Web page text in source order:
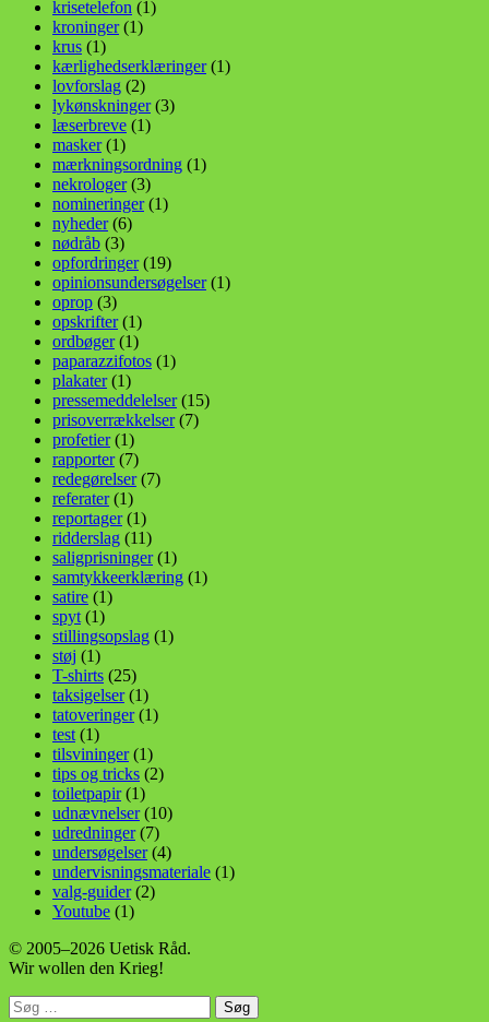
krisetelefon (1)
kroninger(1)
krus (1)
kærlighedserklæringer(1)
lovforslag (2)
lykønskninger(3)
læserbreve (1)
masker(1)
mærkningsordning (1)
nekrologer(3)
nomineringer(1)
nyheder(6)
nødråb (3)
opfordringer(19)
opinionsundersøgelser(1)
oprop (3)
opskrifter(1)
ordbøger(1)
paparazzifotos (1)
plakater(1)
pressemeddelelser(15)
prisoverrækkelser(7)
profetier(1)
rapporter(7)
redegørelser(7)
referater(1)
reportager(1)
ridderslag (11)
saligprisninger(1)
samtykkeerklæring (1)
satire (1)
spyt (1)
stillingsopslag (1)
støj (1)
T-shirts (25)
taksigelser(1)
tatoveringer(1)
test (1)
tilsvininger(1)
tips og tricks (2)
toiletpapir(1)
udnævnelser(10)
udredninger(7)
undersøgelser(4)
undervisningsmateriale (1)
valg-guider(2)
Youtube (1)
© 2005–2026 Uetisk Råd.
Wir wollen den Krieg!
Søg